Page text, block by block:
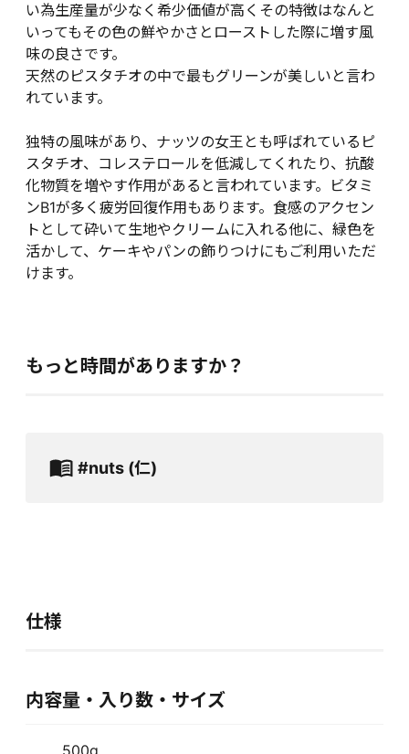
い為生産量が少なく希少価値が高くその特徴はなんと
いってもその色の鮮やかさとローストした際に増す風
味の良さです。
天然のピスタチオの中で最もグリーンが美しいと言わ
れています。
独特の風味があり、ナッツの女王とも呼ばれているピ
スタチオ、コレステロールを低減してくれたり、抗酸
化物質を増やす作用があると言われています。ビタミ
ンB1が多く疲労回復作用もあります。食感のアクセン
トとして砕いて生地やクリームに入れる他に、緑色を
活かして、ケーキやパンの飾りつけにもご利用いただ
けます。
もっと時間がありますか？
#nuts (仁)
仕様
内容量・入り数・サイズ
500g